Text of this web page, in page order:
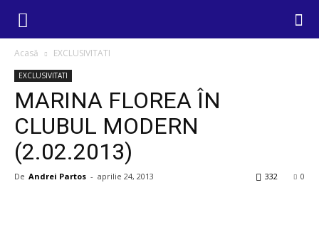
Acasă EXCLUSIVITATI
EXCLUSIVITATI
MARINA FLOREA ÎN
CLUBUL MODERN
(2.02.2013)
De Andrei Partos - aprilie 24, 2013 0
332